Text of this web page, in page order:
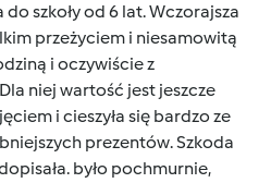
do szkoły od 6 lat. Wczorajsza
przeżyciem i niesamowitą
i oczywiście z
niej wartość jest jeszcze
i cieszyła się bardzo ze
prezentów. Szkoda
było pochmurnie,